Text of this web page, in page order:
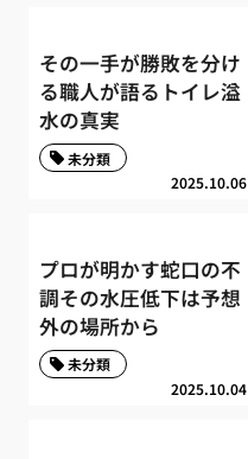
その一手が勝敗を分け
る職人が語るトイレ溢
水の真実
2025.10.06
未分類
プロが明かす蛇口の不
調その水圧低下は予想
外の場所から
2025.10.04
未分類